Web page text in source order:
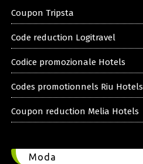
Coupon Tripsta
Code reduction Logitravel
Codice promozionale Hotels
Codes promotionnels Riu Hotels
Coupon reduction Melia Hotels
Moda